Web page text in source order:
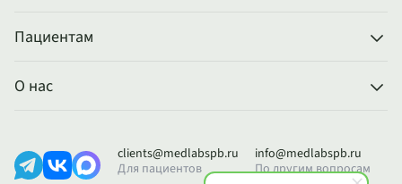
Пациентам
О нас
clients@medlabspb.ru
Для пациентов
info@medlabspb.ru
По другим вопросам